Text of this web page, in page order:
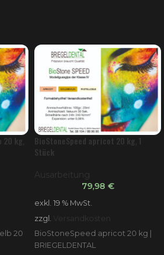
kg,
20
BioStoneSpeed apricot 20 kg, 1
Stück
Ausarbeitung
79,98 €
exkl. 19 % MwSt.
zzgl. Versandkosten
BioStoneSpeed apricot 20 kg |
BRIEGELDENTAL